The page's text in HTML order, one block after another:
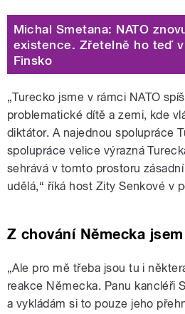
Michal Smetana: NATO
existence. Zřetelně ho teď
Finsko
„Turecko jsme v rámci NATO
problematické dítě a zemi, kde
diktátor. A najednou spolupráce
spolupráce velice výrazná
sehrává v tomto prostoru
udělá,“ říká host Zity Senkové v
Z chování Německa
„Ale pro mě třeba jsou tu i
reakce Německa. Panu kancléři
a vykládám si to pouze jeho